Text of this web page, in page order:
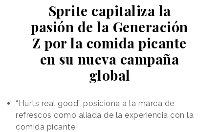
Sprite capitaliza la
pasión de la Generación
Z por la comida picante
en su nueva campaña
global
“Hurts real good” posiciona a la marca de
refrescos como aliada de la experiencia con la
comida picante